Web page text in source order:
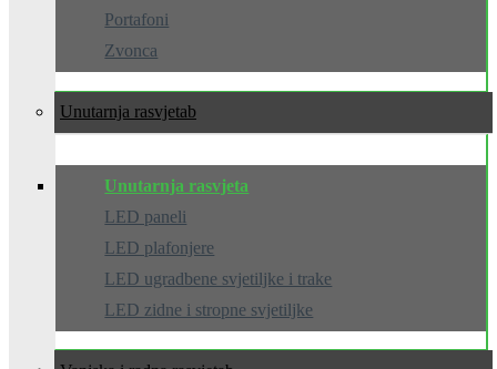
Portafoni
Zvonca
Unutarnja rasvjeta
Unutarnja rasvjeta
LED paneli
LED plafonjere
LED ugradbene svjetiljke i trake
LED zidne i stropne svjetiljke